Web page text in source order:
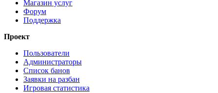
Магазин услуг
Форум
Поддержка
Проект
Пользователи
Администраторы
Список банов
Заявки на разбан
Игровая статистика